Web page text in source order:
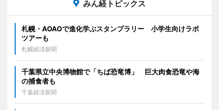
みん経トピックス
札幌・AOAOで進化学ぶスタンプラリー 小学生向けラボ
ツアーも
札幌経済新聞
千葉県立中央博物館で「ちば恐竜博」 巨大肉食恐竜や海
の捕食者も
千葉経済新聞